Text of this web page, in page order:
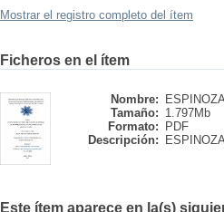
Mostrar el registro completo del ítem
Ficheros en el ítem
Nombre:
Tamaño: 1.797Mb
Formato:
PDF
Descripción:
Este ítem aparece en la(s)